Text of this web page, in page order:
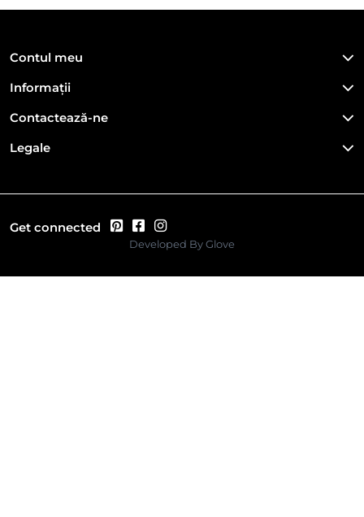
Contul meu
Informații
Contactează-ne
Legale
Get connected
Developed By Glove